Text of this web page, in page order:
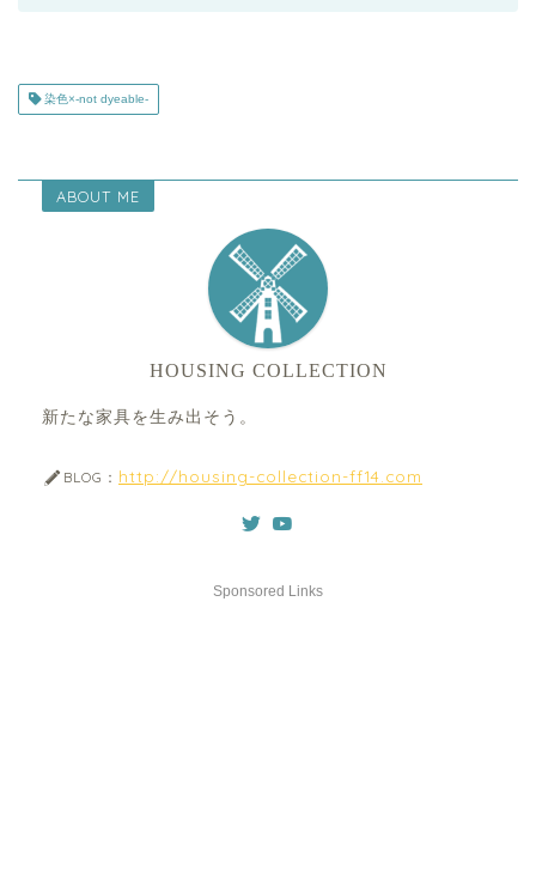
染色×-not dyeable-
ABOUT ME
HOUSING COLLECTION
新たな家具を生み出そう。
BLOG： http://housing-collection-ff14.com
Sponsored Links